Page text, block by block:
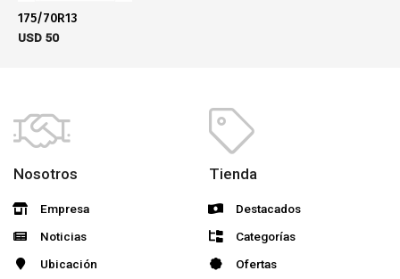
175/70R13
USD 50
Nosotros
Empresa
Noticias
Ubicación
Tienda
Destacados
Categorías
Ofertas